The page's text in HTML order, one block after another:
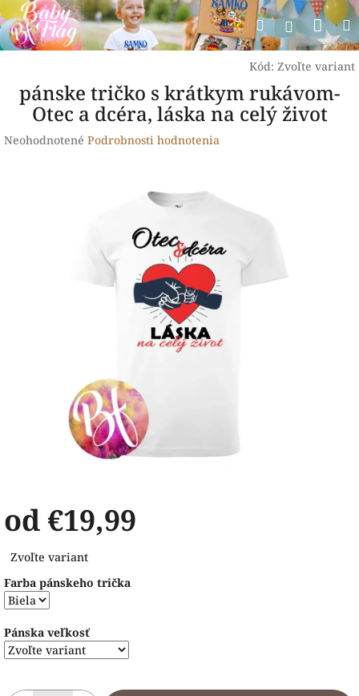
Prejsť
na
obsah
Hľadať
Kód: Zvoľte variant
pánske tričko s krátkym rukávom-
Otec a dcéra, láska na celý život
Priemerné
Neohodnotené Podrobnosti hodnotenia
od €19,99
cena:
Zvoľte variant
Farba pánskeho trička
Pánska veľkosť